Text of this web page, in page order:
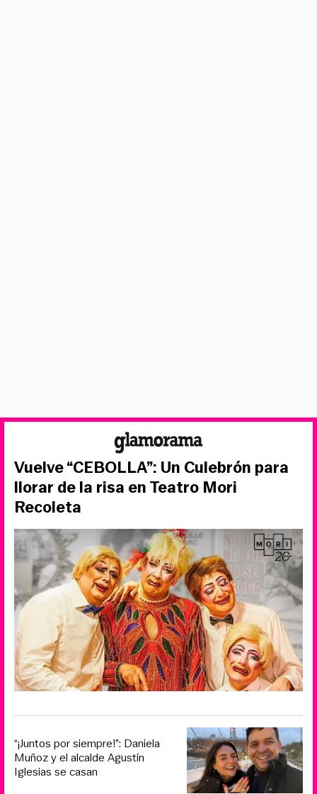
Vuelve “CEBOLLA”: Un Culebrón para
llorar de la risa en Teatro Mori
Recoleta
“¡Juntos por siempre!”: Daniela
Muñoz y el alcalde Agustín
Iglesias se casan